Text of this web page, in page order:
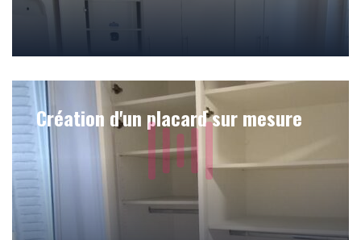
Création d'un placard sur mesure